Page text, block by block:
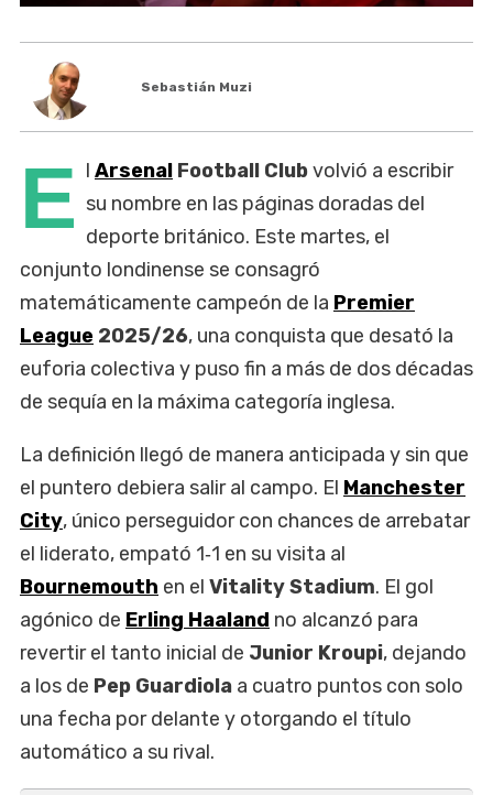
Sebastián Muzi
E l Arsenal Football Clubvolvió a escribir
su nombre en las páginas doradas del
deporte británico. Este martes, el
conjunto londinense se consagró
matemáticamente campeón de la Premier
League 2025/26, una conquista que desató la
euforia colectiva y puso fin a más de dos décadas
de sequía en la máxima categoría inglesa.
La definición llegó de manera anticipada y sin que
el puntero debiera salir al campo. El Manchester
City, único perseguidor con chances de arrebatar
el liderato, empató 1‑1 en su visita al
Bournemouth en el Vitality Stadium. El gol
agónico de Erling Haaland no alcanzó para
revertir el tanto inicial de Junior Kroupi, dejando
a los de Pep Guardiola a cuatro puntos con solo
una fecha por delante y otorgando el título
automático a su rival.